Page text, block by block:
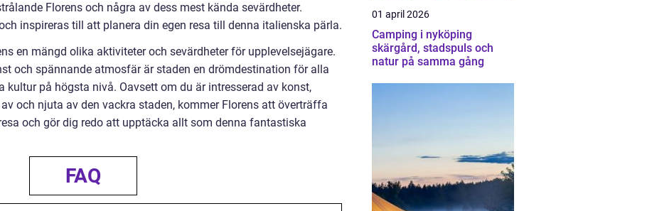
Florens och några av dess mest kända sevärdheter.
inspireras till att planera din egen resa till denna italienska pärla.
en mängd olika aktiviteter och sevärdheter för upplevelsejägare.
och spännande atmosfär är staden en drömdestination för alla
på högsta nivå. Oavsett om du är intresserad av konst,
och njuta av den vackra staden, kommer Florens att överträffa
och gör dig redo att upptäcka allt som denna fantastiska
FAQ
01 april 2026
Camping i nyköping
skärgård, stadspuls och
natur på samma gång